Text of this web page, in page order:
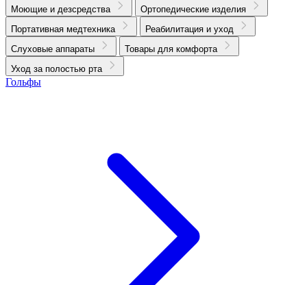
Моющие и дезсредства
Ортопедические изделия
Портативная медтехника
Реабилитация и уход
Слуховые аппараты
Товары для комфорта
Уход за полостью рта
Гольфы